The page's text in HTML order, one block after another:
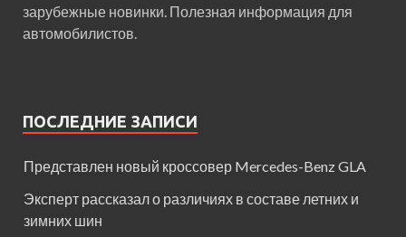
зарубежные новинки. Полезная информация для
автомобилистов.
ПОСЛЕДНИЕ ЗАПИСИ
Представлен новый кроссовер Mercedes-Benz GLA
Эксперт рассказал о различиях в составе летних и
зимних шин